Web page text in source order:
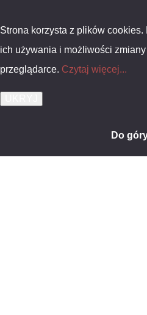
Strona korzysta z plików
ich używania i możliwości
przeglądarce. Czytaj więcej...
Do